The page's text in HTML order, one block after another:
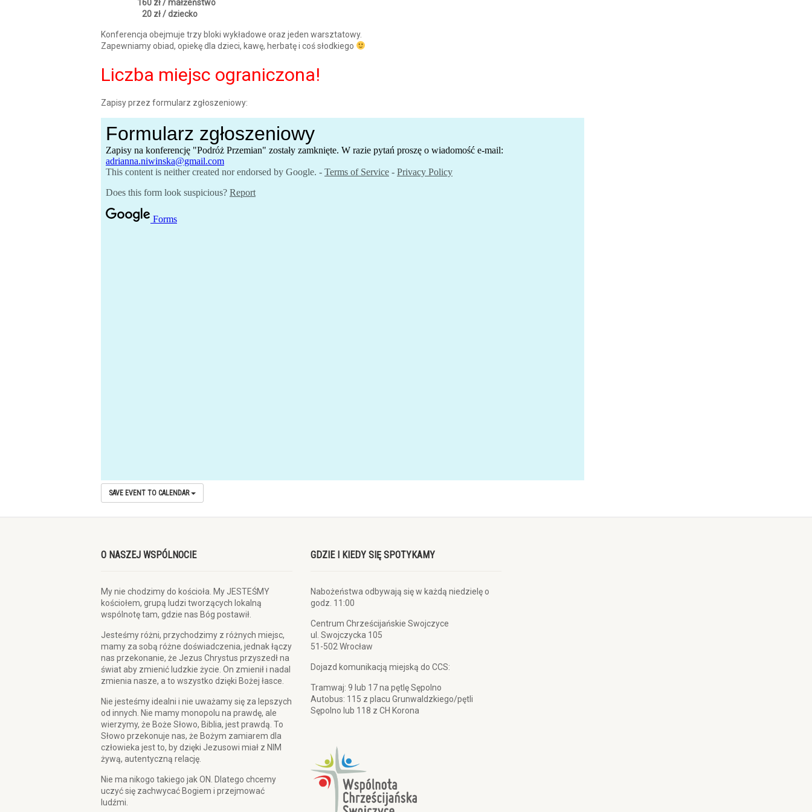
160 zł / małżeństwo
20 zł / dziecko
Konferencja obejmuje trzy bloki wykładowe oraz jeden warsztatowy.
Zapewniamy obiad, opiekę dla dzieci, kawę, herbatę i coś słodkiego
Liczba miejsc ograniczona!
Zapisy przez formularz zgłoszeniowy:
SAVE EVENT TO CALENDAR
O NASZEJ WSPÓLNOCIE
My nie chodzimy do kościoła. My JESTEŚMY
kościołem, grupą ludzi tworzących lokalną
wspólnotę tam, gdzie nas Bóg postawił.
Jesteśmy różni, przychodzimy z różnych miejsc,
mamy za sobą różne doświadczenia, jednak łączy
nas przekonanie, że Jezus Chrystus przyszedł na
świat aby zmienić ludzkie życie. On zmienił i nadal
zmienia nasze, a to wszystko dzięki Bożej łasce.
Nie jesteśmy idealni i nie uważamy się za lepszych
od innych. Nie mamy monopolu na prawdę, ale
wierzymy, że Boże Słowo, Biblia, jest prawdą. To
Słowo przekonuje nas, że Bożym zamiarem dla
człowieka jest to, by dzięki Jezusowi miał z NIM
żywą, autentyczną relację.
Nie ma nikogo takiego jak ON. Dlatego chcemy
uczyć się zachwycać Bogiem i przejmować
ludźmi.
GDZIE I KIEDY SIĘ SPOTYKAMY
Nabożeństwa odbywają się w każdą niedzielę o
godz. 11:00
Centrum Chrześcijańskie Swojczyce
ul. Swojczycka 105
51-502 Wrocław
Dojazd komunikacją miejską do CCS:
Tramwaj: 9 lub 17 na pętlę Sępolno
Autobus: 115 z placu Grunwaldzkiego/pętli
Sępolno lub 118 z CH Korona